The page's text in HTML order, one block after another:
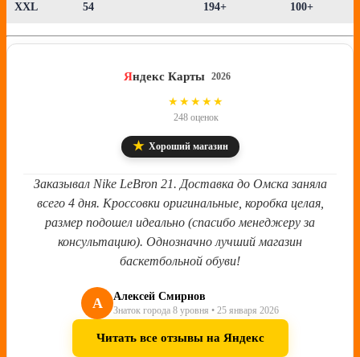
XXL 54 194+ 100+
Яндекс Карты 2026
★★★★★
248 оценок
★ Хороший магазин
Заказывал Nike LeBron 21. Доставка до Омска заняла
всего 4 дня. Кроссовки оригинальные, коробка целая,
размер подошел идеально (спасибо менеджеру за
консультацию). Однозначно лучший магазин
баскетбольной обуви!
А Алексей Смирнов
Знаток города 8 уровня • 25 января 2026
Читать все отзывы на Яндекс